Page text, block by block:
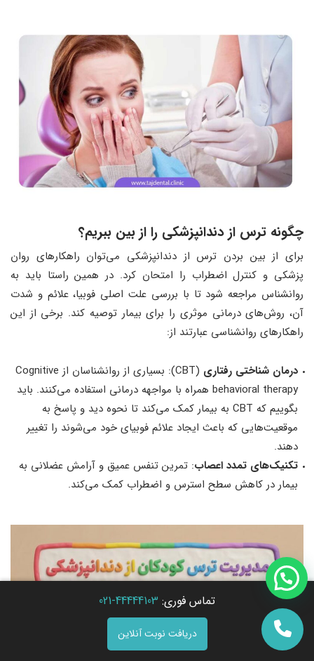
چگونه ترس از دندانپزشکی را از بین ببریم؟
برای از بین بردن ترس از دندانپزشکی می‌توان راهکارهای روان
پزشکی و کنترل اضطراب را امتحان کرد. در همین راستا باید به
روانشناس مراجعه شود تا با بررسی علت اصلی فوبیا، علائم و شدت
آن، روش‌های درمانی موثری را برای بیمار توصیه کند. برخی از این
راهکارهای روانشناسی عبارتند از:
درمان شناختی رفتاری
(CBT): بسیاری از روانشناسان از Cognitive
behavioral therapy همراه با مواجهه درمانی استفاده می‌کنند. باید
بگوییم که CBT به بیمار کمک می‌کند تا نحوه دید و پاسخ به
موقعیت‌هایی که باعث ایجاد علائم فوبیای خود می‌شوند را تغییر
دهند.
تکنیک‌های تمدد اعصاب: تمرین تنفس عمیق و آرامش عضلانی به
بیمار در کاهش سطح استرس و اضطراب کمک می‌کند.
تماس فوری: 44444103-021
دریافت نوبت آنلاین